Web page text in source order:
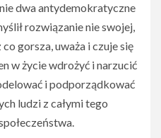
dwa antydemokratyczne
rozwiązanie nie swojej,
gorsza, uważa i czuje się
w życie wdrożyć i narzucić
i podporządkować
ludzi z całymi tego